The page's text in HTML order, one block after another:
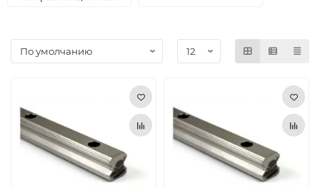
Профильные направляющие INA
Цилиндрические направляющие
Механические элементы
Шарниры и муфты, Редукторы
Выравнивающие опоры
Промышленные петли